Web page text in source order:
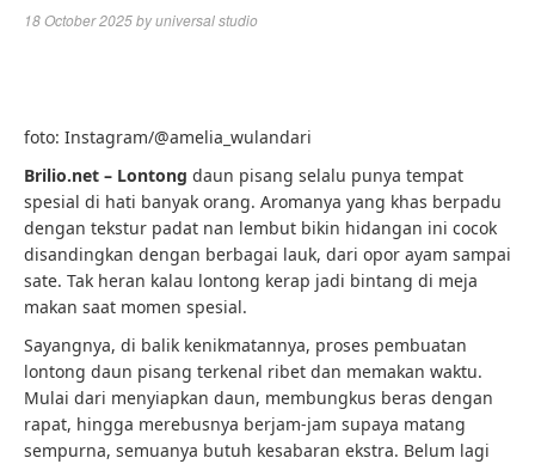
18 October 2025byuniversal studio
foto: Instagram/@amelia_wulandari
Brilio.net – Lontong daun pisang selalu punya tempat
spesial di hati banyak orang. Aromanya yang khas berpadu
dengan tekstur padat nan lembut bikin hidangan ini cocok
disandingkan dengan berbagai lauk, dari opor ayam sampai
sate. Tak heran kalau lontong kerap jadi bintang di meja
makan saat momen spesial.
Sayangnya, di balik kenikmatannya, proses pembuatan
lontong daun pisang terkenal ribet dan memakan waktu.
Mulai dari menyiapkan daun, membungkus beras dengan
rapat, hingga merebusnya berjam-jam supaya matang
sempurna, semuanya butuh kesabaran ekstra. Belum lagi